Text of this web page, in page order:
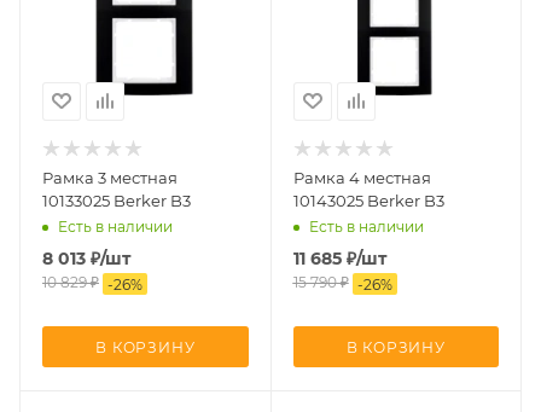
Рамка 3 местная
10133025 Berker B3
Есть в наличии
8 013 ₽/шт
10 829₽ -26%
В КОРЗИНУ
Рамка 4 местная
10143025 Berker B3
Есть в наличии
11 685₽/шт
15 790₽ -26%
В КОРЗИНУ